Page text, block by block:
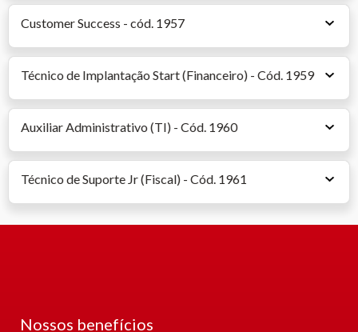
Customer Success - cód. 1957
Técnico de Implantação Start (Financeiro) - Cód. 1959
Auxiliar Administrativo (TI) - Cód. 1960
Técnico de Suporte Jr (Fiscal) - Cód. 1961
Nossos benefícios